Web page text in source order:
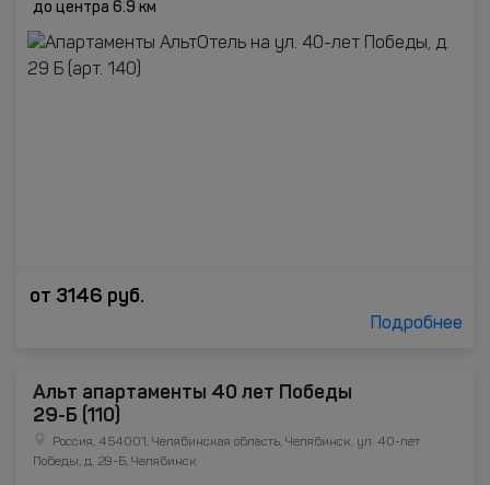
до центра 6.9 км
от 3146 руб.
Подробнее
Альт апартаменты 40 лет Победы
29-Б (110)
Россия, 454001, Челябинская область, Челябинск, ул. 40-лет
Победы, д. 29-Б, Челябинск